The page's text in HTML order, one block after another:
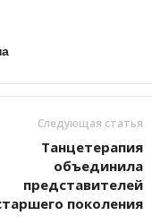
Следующая статья
Танцетерапия
объединила
представителей
поколения